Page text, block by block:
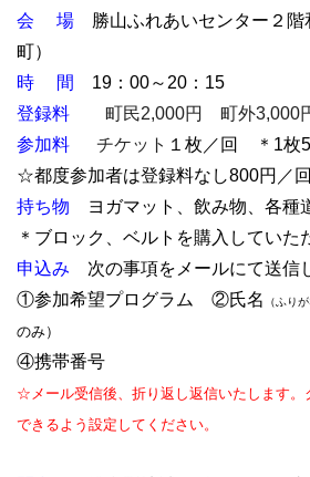
会 場 勝山ふれあいセンター２
町）
時 間 19：00～20：15
登録料
町民2,000円 町外3,000
参加料 チケット １枚／回 ＊1枚
☆都度参加者は登録料なし800円／
持ち物
ヨガマット、飲み物、各種
＊ブロック、ベルトを購入していた
申込み 次の事項をメールにて送信
①参加希望プログラム ②氏名
（ふりが
のみ）
④携帯番号
☆メール受信後、折り返し返信いたします。
できるよう設定してください。